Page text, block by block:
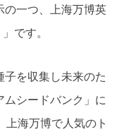
一つ、上海万博英
です。
を収集し未来のた
シードバンク」に
海万博で人気のト